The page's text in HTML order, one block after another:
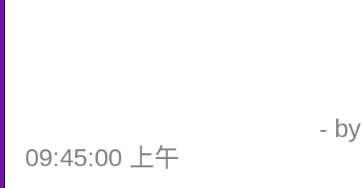
-
09:45:00 上午